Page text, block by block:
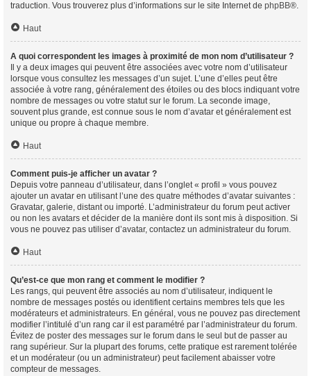
traduction. Vous trouverez plus d’informations sur le site Internet de phpBB®.
Haut
A quoi correspondent les images à proximité de mon nom d’utilisateur ?
Il y a deux images qui peuvent être associées avec votre nom d’utilisateur
lorsque vous consultez les messages d’un sujet. L’une d’elles peut être
associée à votre rang, généralement des étoiles ou des blocs indiquant votre
nombre de messages ou votre statut sur le forum. La seconde image,
souvent plus grande, est connue sous le nom d’avatar et généralement est
unique ou propre à chaque membre.
Haut
Comment puis-je afficher un avatar ?
Depuis votre panneau d’utilisateur, dans l’onglet « profil » vous pouvez
ajouter un avatar en utilisant l’une des quatre méthodes d’avatar suivantes :
Gravatar, galerie, distant ou importé. L’administrateur du forum peut activer
ou non les avatars et décider de la manière dont ils sont mis à disposition. Si
vous ne pouvez pas utiliser d’avatar, contactez un administrateur du forum.
Haut
Qu’est-ce que mon rang et comment le modifier ?
Les rangs, qui peuvent être associés au nom d’utilisateur, indiquent le
nombre de messages postés ou identifient certains membres tels que les
modérateurs et administrateurs. En général, vous ne pouvez pas directement
modifier l’intitulé d’un rang car il est paramétré par l’administrateur du forum.
Évitez de poster des messages sur le forum dans le seul but de passer au
rang supérieur. Sur la plupart des forums, cette pratique est rarement tolérée
et un modérateur (ou un administrateur) peut facilement abaisser votre
compteur de messages.